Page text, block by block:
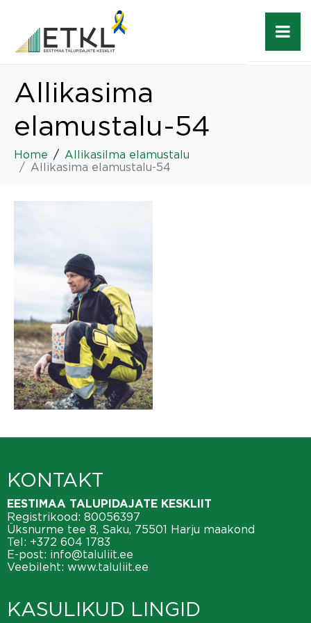
Allikasima
elamustalu-54
Home
Allikasilma elamustalu
Allikasima elamustalu-54
KONTAKT
EESTIMAA TALUPIDAJATE KESKLIIT
Registrikood: 80056397
Üksnurme tee 8, Saku, 75501 Harju maakond
Tel: +372 604 1783
E-post: info@taluliit.ee
Veebileht: www.taluliit.ee
KASULIKUD LINGID